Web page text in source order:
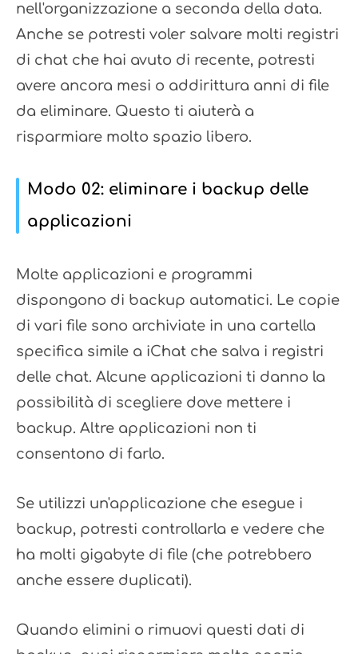
nell'organizzazione a seconda della data.
Anche se potresti voler salvare molti registri
di chat che hai avuto di recente, potresti
avere ancora mesi o addirittura anni di file
da eliminare. Questo ti aiuterà a
risparmiare molto spazio libero.
Modo 02: eliminare i backup delle
applicazioni
Molte applicazioni e programmi
dispongono di backup automatici. Le copie
di vari file sono archiviate in una cartella
specifica simile a iChat che salva i registri
delle chat. Alcune applicazioni ti danno la
possibilità di scegliere dove mettere i
backup. Altre applicazioni non ti
consentono di farlo.
Se utilizzi un'applicazione che esegue i
backup, potresti controllarla e vedere che
ha molti gigabyte di file (che potrebbero
anche essere duplicati).
Quando elimini o rimuovi questi dati di